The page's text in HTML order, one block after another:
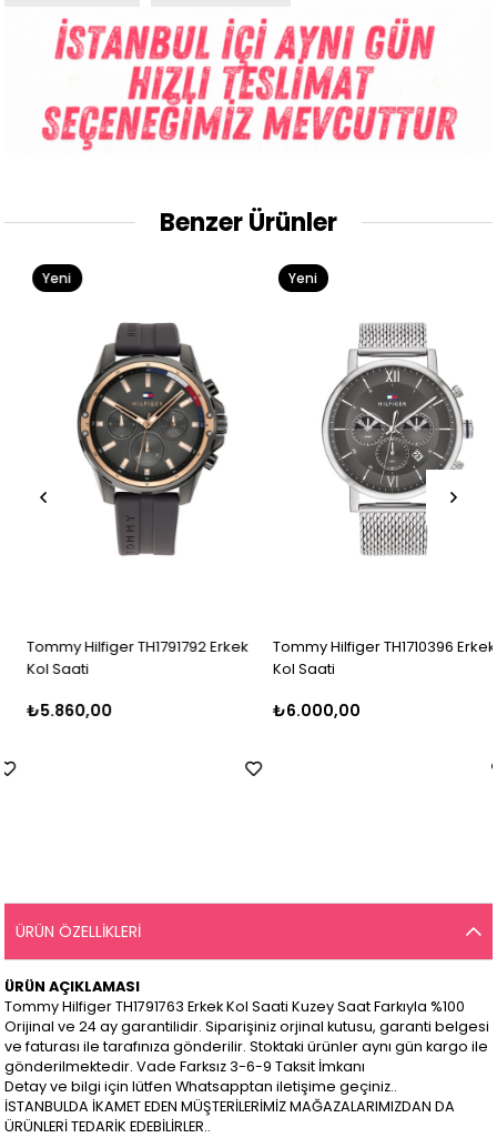
Benzer Ürünler
Tommy Hilfiger TH1791792 Erkek
Kol Saati
₺5.860,00
Yeni
Tommy Hilfiger TH1710396 Erkek
Kol Saati
₺6.000,00
Yeni
ÜRÜN ÖZELLIKLERI
ÜRÜN AÇIKLAMASI
Tommy Hilfiger TH1791763 Erkek Kol Saati Kuzey Saat Farkıyla %100
Orijinal ve 24 ay garantilidir. Siparişiniz orjinal kutusu, garanti belgesi
ve faturası ile tarafınıza gönderilir. Stoktaki ürünler aynı gün kargo ile
gönderilmektedir. Vade Farksız 3-6-9 Taksit İmkanı
Detay ve bilgi için lütfen Whatsapptan iletişime geçiniz..
İSTANBULDA İKAMET EDEN MÜŞTERİLERİMİZ MAĞAZALARIMIZDAN DA
ÜRÜNLERİ TEDARİK EDEBİLİRLER..